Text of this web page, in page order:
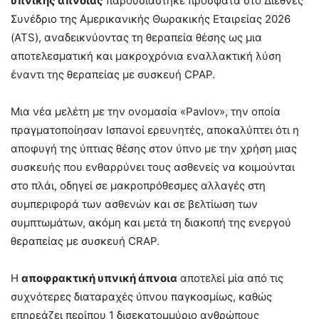
Συνέδριο της Αμερικανικής Θωρακικής Εταιρείας 2026
(ATS), αναδεικνύοντας τη θεραπεία θέσης ως μια
αποτελεσματική και μακροχρόνια εναλλακτική λύση
έναντι της θεραπείας με συσκευή CPAP.
Μια νέα μελέτη με την ονομασία «Pavlov», την οποία
πραγματοποίησαν Ισπανοί ερευνητές, αποκαλύπτει ότι η
αποφυγή της ύπτιας θέσης στον ύπνο με την χρήση μιας
συσκευής που ενθαρρύνει τους ασθενείς να κοιμούνται
στο πλάι, οδηγεί σε μακροπρόθεσμες αλλαγές στη
συμπεριφορά των ασθενών και σε βελτίωση των
συμπτωμάτων, ακόμη και μετά τη διακοπή της ενεργού
θεραπείας με συσκευή CRAP.
Η αποφρακτική υπνική άπνοια αποτελεί μία από τις
συχνότερες διαταραχές ύπνου παγκοσμίως, καθώς
επηρεάζει περίπου 1 δισεκατομμύριο ανθρώπους